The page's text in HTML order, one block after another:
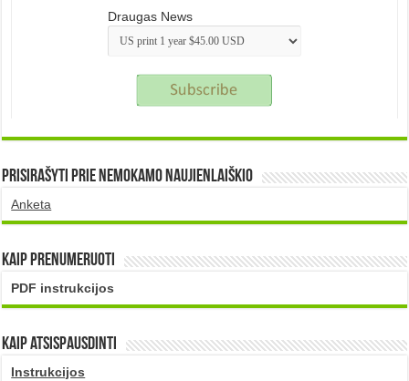
Draugas News
Prisirašyti prie nemokamo naujienlaiškio
Anketa
Kaip prenumeruoti
PDF instrukcijos
Kaip atsispausdinti
Instrukcijos